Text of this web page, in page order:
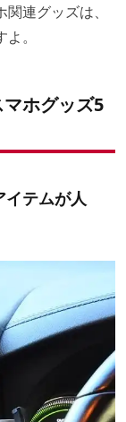
連グッズは、
。
ホグッズ5
テムが人